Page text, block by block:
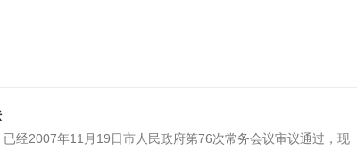
已经2007年11月19日市人民政府第76次常务会议审议通过，现